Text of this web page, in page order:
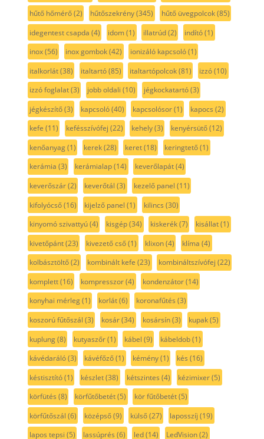
hűtő hőmérő(2) hűtőszekrény(345) hűtő üvegpolcok(85)
idegentest csapda (4) idom(1) illatrúd(2) indító(1)
inox(56) inox gombok(42) ionizáló kapcsoló(1)
italkorlát(38) italtartó(85) italtartópolcok(81) izzó(10)
izzó foglalat(3) jobb oldali (10) jégkockatartó(3)
jégkészítő(3) kapcsoló(40) kapcsolósor(1) kapocs (2)
kefe (11) kefésszívófej (22) kehely(3) kenyérsütő(12)
kenőanyag(1) kerek(28) keret(18) keringtető(1)
kerámia (3) kerámialap(14) keverőlapát(4)
keverőszár(2) keverőtál (3) kezelő panel (11)
kifolyócső(16) kijelző panel (1) kilincs (30)
kinyomó szivattyú(4) kisgép(34) kiskerék(7) kisállat(1)
kivetőpánt(23) kivezető cső(1) klixon(4) klíma (4)
kolbásztöltő(2) kombinált kefe (23) kombináltszívófej (22)
komplett(16) kompresszor(4) kondenzátor(14)
konyhai mérleg(1) korlát(6) koronafűtés (3)
koszorú fűtőszál (3) kosár(34) kosársín(3) kupak(5)
kuplung(8) kutyaszőr(1) kábel (9) kábeldob(1)
kávédaráló(3) kávéfőző(1) kémény(1) kés (16)
késtisztító(1) készlet(38) kétszintes (4) kézimixer(5)
körfütés (8) körfűtőbetét(5) kör fűtőbetét(5)
körfűtőszál (6) középső(9) külső(27) laposszíj (19)
lapos tepsi (5) lassúprés (6) led(14) LedVision(2)